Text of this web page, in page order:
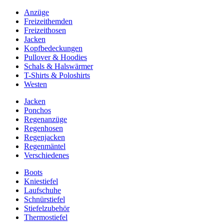
Anzüge
Freizeithemden
Freizeithosen
Jacken
Kopfbedeckungen
Pullover & Hoodies
Schals & Halswärmer
T-Shirts & Poloshirts
Westen
Jacken
Ponchos
Regenanzüge
Regenhosen
Regenjacken
Regenmäntel
Verschiedenes
Boots
Kniestiefel
Laufschuhe
Schnürstiefel
Stiefelzubehör
Thermostiefel